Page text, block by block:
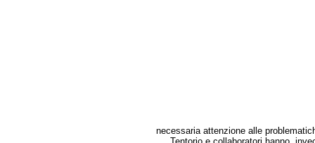
necessaria attenzione alle